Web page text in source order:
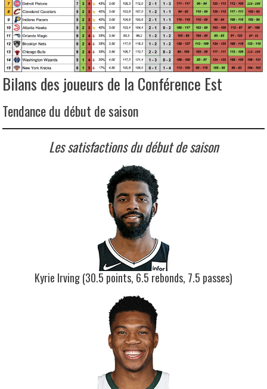
Bilans des joueurs de la Conférence Est
Tendance du début de saison
Les satisfactions du début de saison
Kyrie Irving (30.5 points, 6.5 rebonds, 7.5 passes)